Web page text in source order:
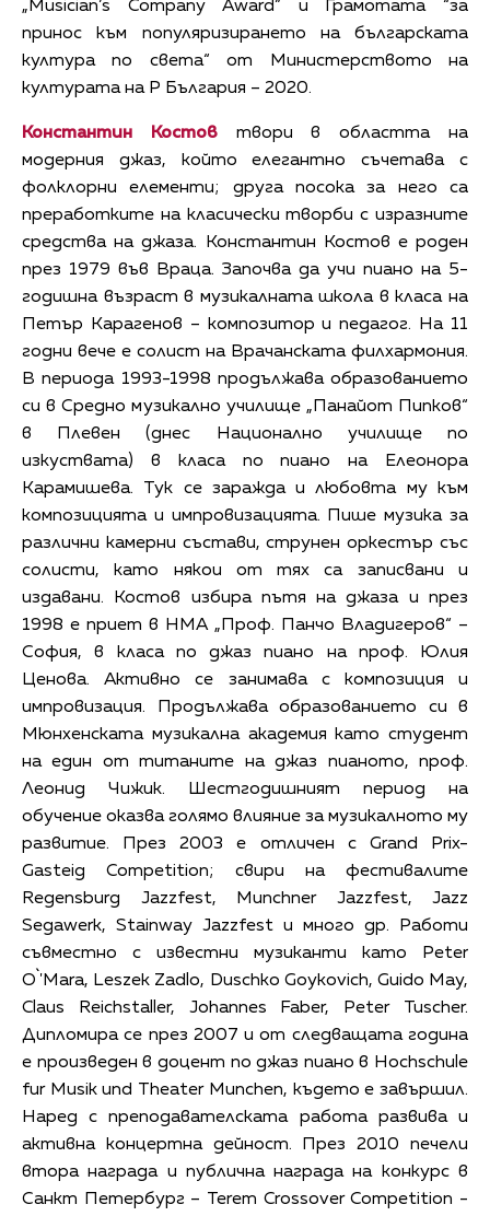
„Musician’s Company Award” и Грамотата “за
принос към популяризирането на българската
култура по света“ от Министерството на
културата на Р България – 2020.
Константин Костовтвори в областта на
модерния джаз, който елегантно съчетава с
фолклорни елементи; друга посока за него са
преработките на класически творби с изразните
средства на джаза. Константин Костов е роден
през 1979 във Враца. Започва да учи пиано на 5-
годишна възраст в музикалната школа в класа на
Петър Карагенов – композитор и педагог. На 11
годни вече е солист на Врачанската филхармония.
В периода 1993-1998 продължава образованието
си в Средно музикално училище „Панайот Пипков“
в Плевен (днес Национално училище по
изкуствата) в класа по пиано на Елеонора
Карамишева. Тук се заражда и любовта му към
композицията и импровизацията. Пише музика за
различни камерни състави, струнен оркестър със
солисти, като някои от тях са записвани и
издавани. Костов избира пътя на джаза и през
1998 е приет в НМА „Проф. Панчо Владигеров“ –
София, в класа по джаз пиано на проф. Юлия
Ценова. Активно се занимава с композиция и
импровизация. Продължава образованието си в
Мюнхенската музикална академия като студент
на един от титаните на джаз пианото, проф.
Леонид Чижик. Шестгодишният период на
обучение оказва голямо влияние за музикалното му
развитие. През 2003 е отличен с Grand Prix-
Gasteig Competition; свири на фестивалите
Regensburg Jazzfest, Munchner Jazzfest, Jazz
Segawerk, Stainway Jazzfest и много др. Работи
съвместно с известни музиканти като Peter
O`'Mara, Leszek Zadlo, Duschko Goykovich, Guido May,
Claus Reichstaller, Johannes Faber, Peter Tuscher.
Дипломира се през 2007 и от следващата година
е произведен в доцент по джаз пиано в Hochschule
fur Musik und Theater Munchen, където е завършил.
Наред с преподавателската работа развива и
активна концертна дейност. През 2010 печели
втора награда и публична награда на конкурс в
Санкт Петербург – Terem Crossover Competition -